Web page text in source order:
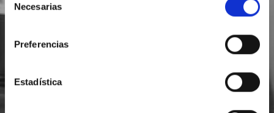
Necesarias
Preferencias
Estadística